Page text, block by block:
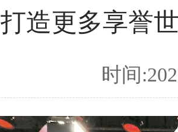
打造更多享誉
时间